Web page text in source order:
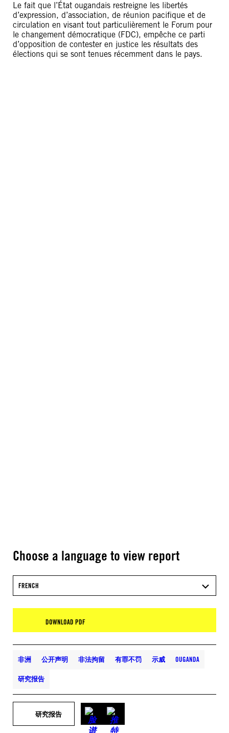
Le fait que l’État ougandais restreigne les libertés
d’expression, d’association, de réunion pacifique et de
circulation en visant tout particulièrement le Forum pour
le changement démocratique (FDC), empêche ce parti
d’opposition de contester en justice les résultats des
élections qui se sont tenues récemment dans le pays.
Choose a language to view report
FRENCH
DOWNLOAD PDF
非洲 公开声明 非法拘留 有罪不罚 示威 OUGANDA
研究报告
研究报告